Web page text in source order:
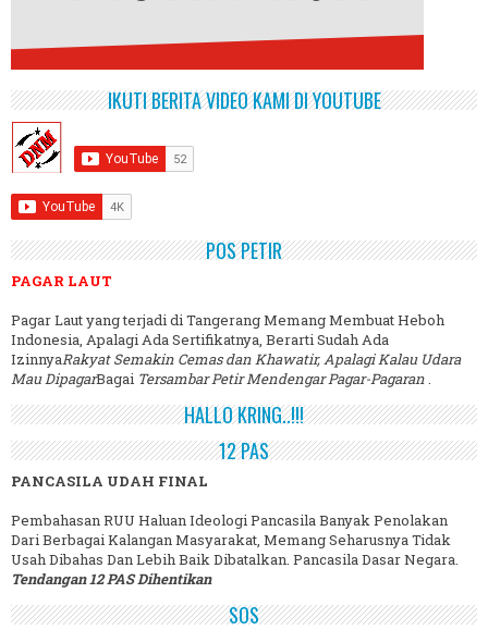
IKUTI BERITA VIDEO KAMI DI YOUTUBE
POS PETIR
PAGAR LAUT
Pagar Laut yang terjadi di Tangerang Memang Membuat Heboh
Indonesia, Apalagi Ada Sertifikatnya, Berarti Sudah Ada
IzinnyaRakyat Semakin Cemas dan Khawatir, Apalagi Kalau Udara
Mau DipagarBagai Tersambar Petir Mendengar Pagar-Pagaran.
HALLO KRING..!!!
12 PAS
PANCASILA UDAH FINAL
Pembahasan RUU Haluan Ideologi Pancasila Banyak Penolakan
Dari Berbagai Kalangan Masyarakat, Memang Seharusnya Tidak
Usah Dibahas Dan Lebih Baik Dibatalkan. Pancasila Dasar Negara.
Tendangan 12 PAS Dihentikan
SOS